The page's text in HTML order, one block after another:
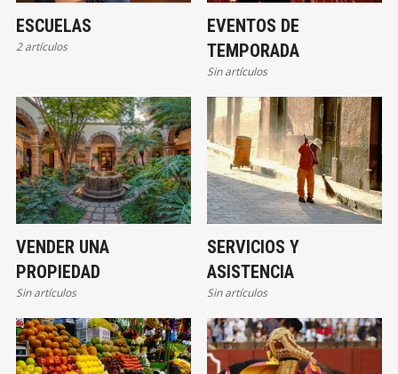
ESCUELAS
2 artículos
EVENTOS DE
TEMPORADA
Sin artículos
VENDER UNA
PROPIEDAD
Sin artículos
SERVICIOS Y
ASISTENCIA
Sin artículos